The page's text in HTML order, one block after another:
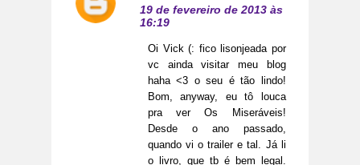
19 de fevereiro de 2013 às
16:19
Oi Vick (: fico lisonjeada por
vc ainda visitar meu blog
haha <3 o seu é tão lindo!
Bom, anyway, eu tô louca
pra ver Os Miseráveis!
Desde o ano passado,
quando vi o trailer e tal. Já li
o livro, que tb é bem legal.